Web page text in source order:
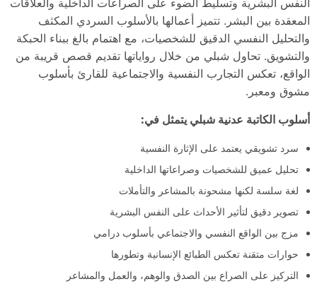
المعقدة بين البشر. تتميز أعمالها بالأسلوب السردي المكثف
والتحليل النفسي الدقيق للشخصيات، مع اهتمام بالغ ببناء الحبكة
والتشويق. تحاول شبلي من خلال رواياتها تقديم قصص قريبة من
الواقع، تعكس التجارب النفسية والاجتماعية للقارئ بأسلوب
مشوق ومعبر.
أسلوب الكاتبة عدنية شبلي يتمثل في:
سرد تشويقي يعتمد على الإثارة النفسية
تحليل عميق للشخصيات وصراعاتها الداخلية
لغة سلسة لكنها مشحونة بالمشاعر والتأملات
تصوير دقيق لتأثير الأحداث على النفس البشرية
مزج بين الواقع النفسي والاجتماعي بأسلوب درامي
حوارات متقنة تعكس الطبائع الإنسانية وتطورها
التركيز على الصراع بين الصدق والوهم، والعمل والمشاعر